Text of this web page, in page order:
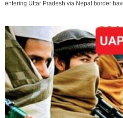
entering Uttar Pradesh via Nepal border